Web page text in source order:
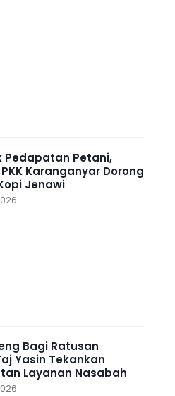
Pedapatan Petani,
Karanganyar Dorong
Jenawi
Bagi Ratusan
Yasin Tekankan
Layanan Nasabah